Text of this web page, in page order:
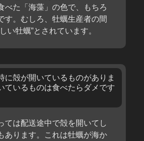
べた「海藻」の色で、もちろ
す。むしろ、牡蠣生産者の間
い牡蠣”とされています。
に殻が開いているものがありま
ているものは食べたらダメです
ては配送途中で殻を開いてし
あります。これは牡蠣が海か